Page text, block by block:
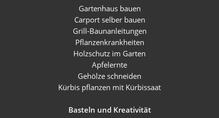
Gartenhaus bauen
Carport selber bauen
Grill-Baunanleitungen
Pflanzenkrankheiten
Holzschutz im Garten
Apfelernte
Gehölze schneiden
Kürbis pflanzen mit Kürbissaat
Basteln und Kreativität